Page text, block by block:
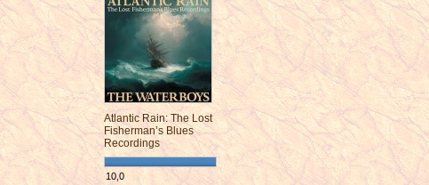
Atlantic Rain: The Lost
Fisherman’s Blues
Recordings
10,0